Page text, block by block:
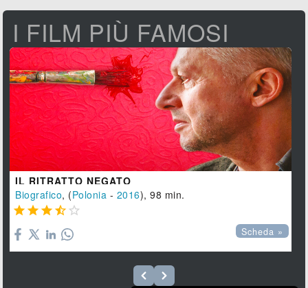
I FILM PIÙ FAMOSI
IL RITRATTO NEGATO
Biografico, (Polonia - 2016), 98 min.
    
Scheda »